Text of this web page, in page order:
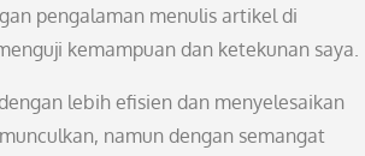
pengalaman menulis artikel di
kemampuan dan ketekunan saya.
lebih efisien dan menyelesaikan
namun dengan semangat